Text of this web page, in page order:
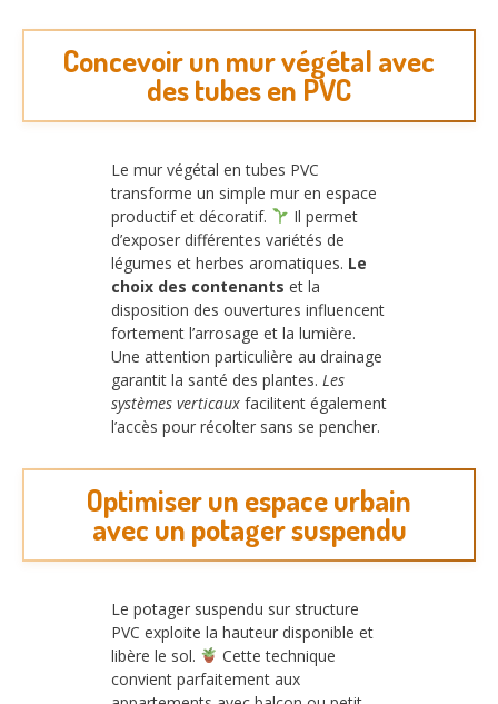
Concevoir un mur végétal avec
des tubes en PVC
Le mur végétal en tubes PVC
transforme un simple mur en espace
productif et décoratif.
Il permet
d’exposer différentes variétés de
légumes et herbes aromatiques. Le
choix des contenants et la
disposition des ouvertures influencent
fortement l’arrosage et la lumière.
Une attention particulière au drainage
garantit la santé des plantes. Les
systèmes verticaux facilitent également
l’accès pour récolter sans se pencher.
Optimiser un espace urbain
avec un potager suspendu
Le potager suspendu sur structure
PVC exploite la hauteur disponible et
libère le sol.
Cette technique
convient parfaitement aux